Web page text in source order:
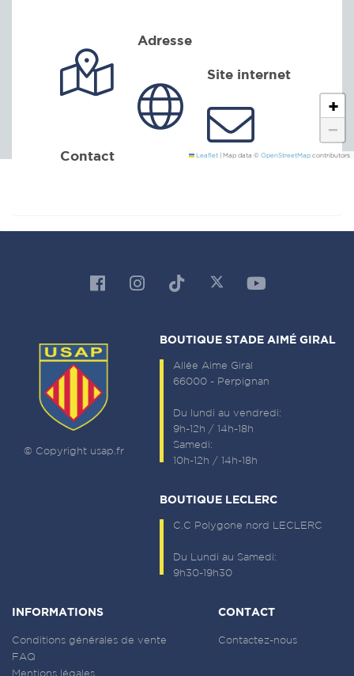
+
−
Leaflet | Map data © OpenStreetMap contributors
Adresse
Site internet
Contact
© Copyright usap.fr
BOUTIQUE STADE AIMÉ GIRAL
Allée Aime Giral
66000 - Perpignan
Du lundi au vendredi:
9h-12h / 14h-18h
Samedi:
10h-12h / 14h-18h
BOUTIQUE LECLERC
C.C Polygone nord LECLERC
Du Lundi au Samedi:
9h30-19h30
INFORMATIONS
Conditions générales de vente
FAQ
Mentions légales
CONTACT
Contactez-nous